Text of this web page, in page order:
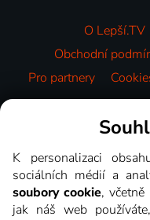
O Lepší.TV
Obchodní
Pro partnery
K personalizaci
sociálních médií a
soubory cookie, včetně
jak náš web